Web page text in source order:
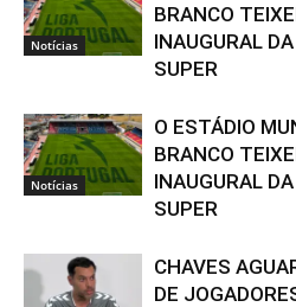
Notícias
BRANCO
INAUGURAL
SUPER
Notícias
O ESTÁDIO
BRANCO
INAUGURAL
SUPER
CHAVES
DE